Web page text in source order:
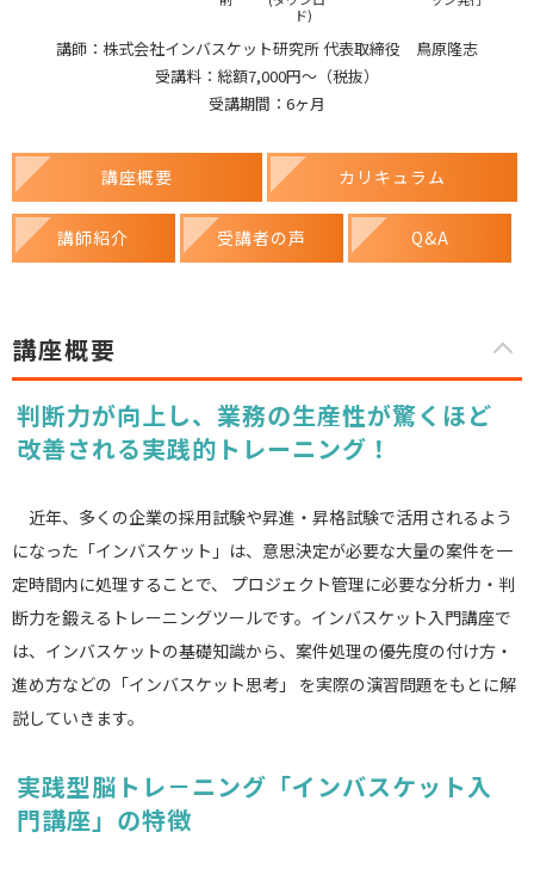
ド)
講師：株式会社インバスケット研究所 代表取締役 鳥原隆志
受講料：総額7,000円〜（税抜）
受講期間：6ヶ月
講座概要 カリキュラム
講師紹介 受講者の声 Q&A
講座概要
判断力が向上し、業務の生産性が驚くほど
改善される実践的トレーニング！
近年、多くの企業の採用試験や昇進・昇格試験で活用されるよう
になった「インバスケット」は、意思決定が必要な大量の案件を一
定時間内に処理することで、 プロジェクト管理に必要な分析力・判
断力を鍛えるトレーニングツールです。インバスケット入門講座で
は、インバスケットの基礎知識から、案件処理の優先度の付け方・
進め方などの「インバスケット思考」 を実際の演習問題をもとに解
説していきます。
実践型脳トレ－ニング「インバスケット入
門講座」の特徴